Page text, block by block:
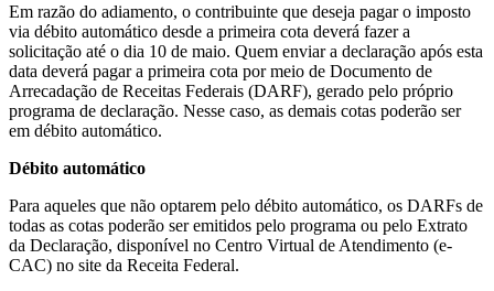
Em razão do adiamento, o contribuinte que deseja pagar o imposto
via débito automático desde a primeira cota deverá fazer a
solicitação até o dia 10 de maio. Quem enviar a declaração após esta
data deverá pagar a primeira cota por meio de Documento de
Arrecadação de Receitas Federais (DARF), gerado pelo próprio
programa de declaração. Nesse caso, as demais cotas poderão ser
em débito automático.
Débito automático
Para aqueles que não optarem pelo débito automático, os DARFs de
todas as cotas poderão ser emitidos pelo programa ou pelo Extrato
da Declaração, disponível no Centro Virtual de Atendimento (e-
CAC) no site da Receita Federal.